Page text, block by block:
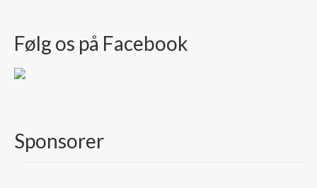
Følg os på Facebook
Sponsorer